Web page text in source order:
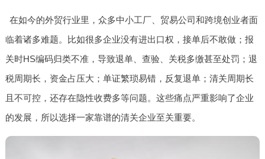
在如今的外贸行业里，众多中小工厂、贸易公司和跨境创业者面
临着诸多难题。比如很多企业没有进出口权，接单后不敢做；报
关时HS编码归类不准，导致退单、查验、关税多缴甚至处罚；退
税周期长，资金占压大；单证繁琐易错，反复退单；清关周期长
且不可控，还存在隐性收费多等问题。这些痛点严重影响了企业
的发展，所以选择一家靠谱的清关企业至关重要。